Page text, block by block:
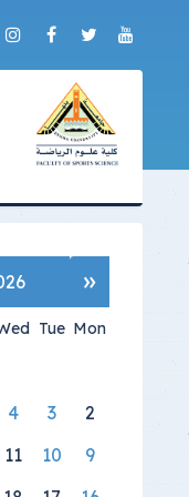
«
Mon
Tue
2
3
4
9
10
11